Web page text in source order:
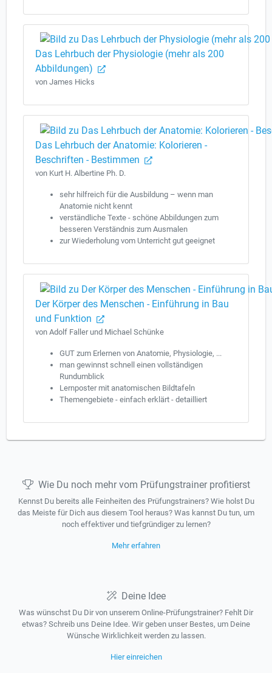
Das Lehrbuch der Physiologie (mehr als 200
Abbildungen)
von James Hicks
Das Lehrbuch der Anatomie: Kolorieren -
Beschriften - Bestimmen
von Kurt H. Albertine Ph. D.
sehr hilfreich für die Ausbildung – wenn man
Anatomie nicht kennt
verständliche Texte - schöne Abbildungen zum
besseren Verständnis zum Ausmalen
zur Wiederholung vom Unterricht gut geeignet
Der Körper des Menschen - Einführung in Bau
und Funktion
von Adolf Faller und Michael Schünke
GUT zum Erlernen von Anatomie, Physiologie, ...
man gewinnst schnell einen vollständigen
Rundumblick
Lernposter mit anatomischen Bildtafeln
Themengebiete - einfach erklärt - detailliert
Wie Du noch mehr vom Prüfungstrainer profitierst
Kennst Du bereits alle Feinheiten des Prüfungstrainers? Wie holst Du
das Meiste für Dich aus diesem Tool heraus? Was kannst Du tun, um
noch effektiver und tiefgründiger zu lernen?
Mehr erfahren
Deine Idee
Was wünschst Du Dir von unserem Online-Prüfungstrainer? Fehlt Dir
etwas? Schreib uns Deine Idee. Wir geben unser Bestes, um Deine
Wünsche Wirklichkeit werden zu lassen.
Hier einreichen